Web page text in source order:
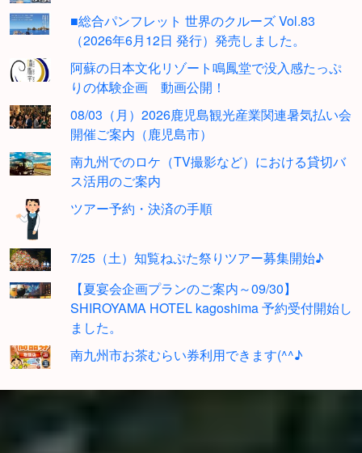
■総合パンフレット 世界のクルーズ Vol.83
（2026年6月12日 発行）発売しました。
阿蘇の日本文化リゾート鳴鳳堂で没入感たっぷ
りの体験企画 動画公開！
08/03（月）2026鹿児島観光産業関連暑気払い会
開催ご案内（鹿児島市）
南九州でのロケ（TV撮影など）における貸切バ
ス活用のご案内
ツアー予約・決済の手順
7/25（土）知覧ねぷた祭りツアー募集開始♪
【夏宴会企画プランのご案内～09/30】
SHIROYAMA HOTEL kagoshima 予約受付開始し
ました。
南九州市お茶むらい券利用できます(^^♪